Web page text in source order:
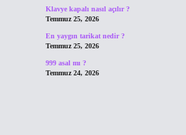
Klavye kapalı nasıl açılır ?
Temmuz 25, 2026
En yaygın tarikat nedir ?
Temmuz 25, 2026
999 asal mı ?
Temmuz 24, 2026